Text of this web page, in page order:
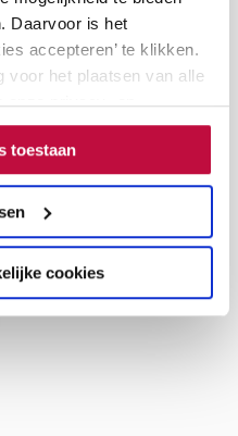
Daarvoor is het
accepteren’ te klikken.
voor het plaatsen van alle
onze privacy- en
cookies accepteert, dan
toestaan
cookies